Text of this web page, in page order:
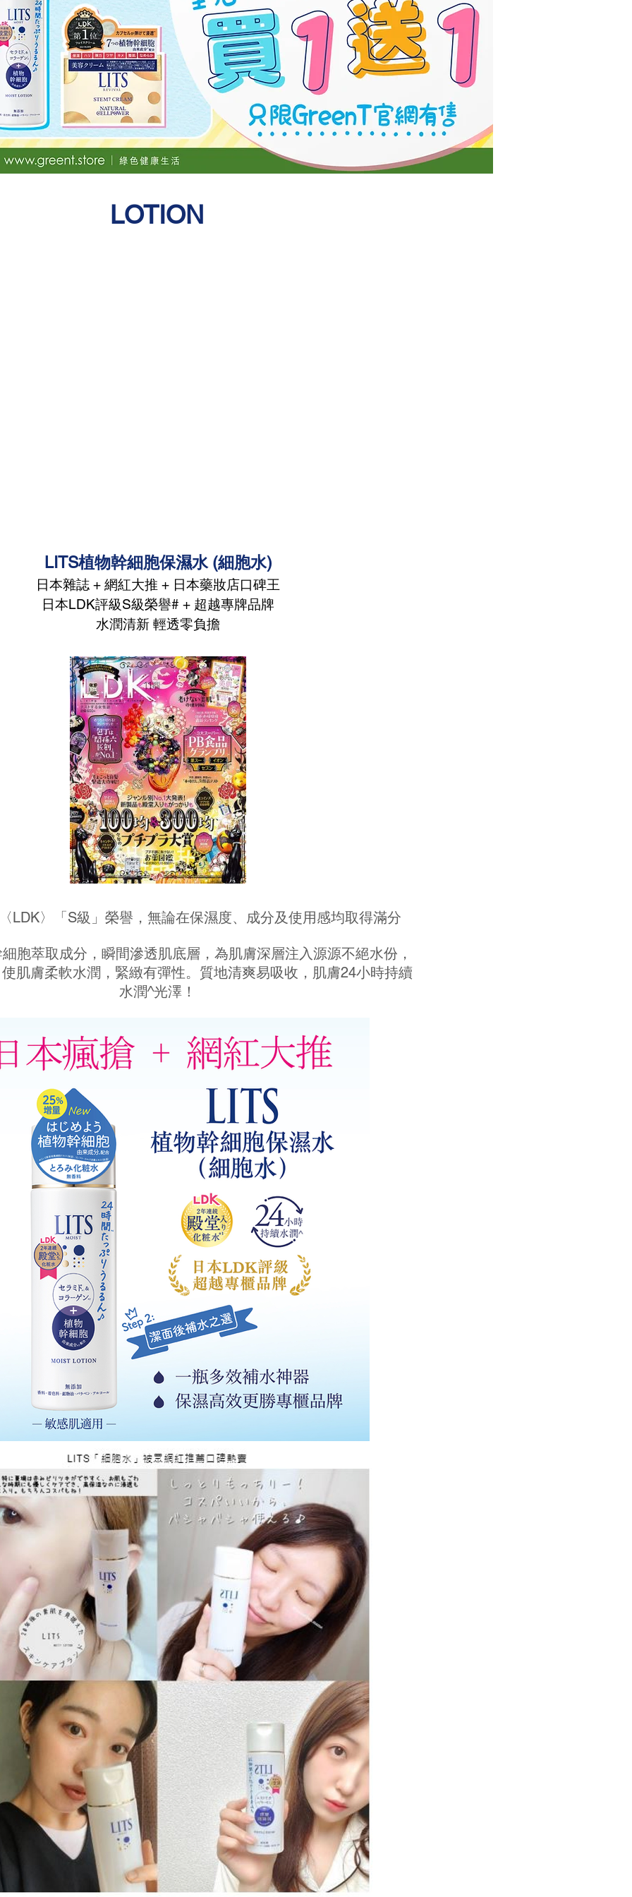
LOTION
LITS植物幹細胞保濕水 (細胞水)
日本雜誌 + 網紅大推 + 日本藥妝店口碑王
日本LDK評級S級榮譽# + 超越專牌品牌
水潤清新 輕透零負擔
LDK〉「S級」榮譽，無論在保濕度、成分及使用感均取得滿分
胞萃取成分，瞬間滲透肌底層，為肌膚深層注入源源不絕水份，
肌膚柔軟水潤，緊緻有彈性。質地清爽易吸收，肌膚24小時持續
水潤^光澤！